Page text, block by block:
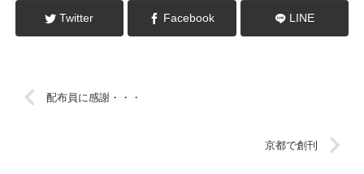
Twitter Facebook LINE
配布員に感謝・・・
京都で創刊